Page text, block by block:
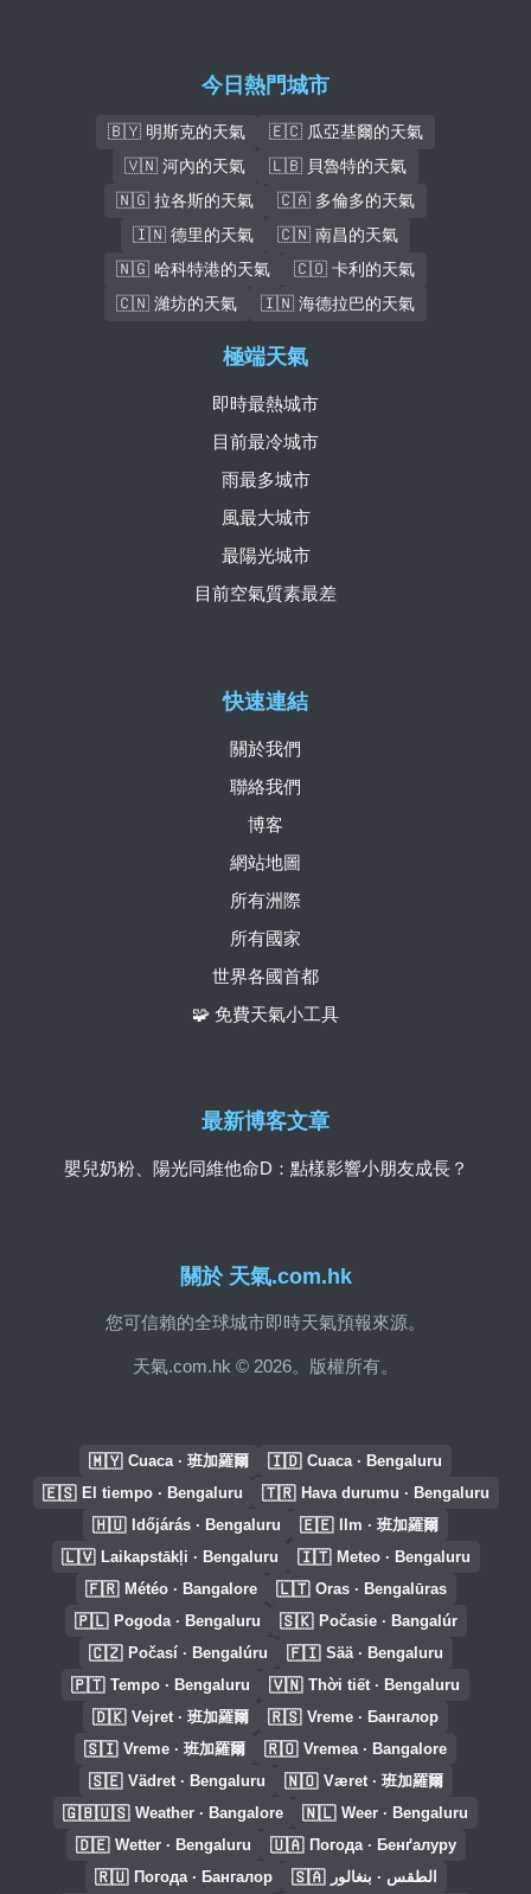
今日熱門城市
🇧🇾 明斯克的天氣
🇪🇨 瓜亞基爾的天氣
🇻🇳 河內的天氣
🇱🇧 貝魯特的天氣
🇳🇬 拉各斯的天氣
🇨🇦 多倫多的天氣
🇮🇳 德里的天氣
🇨🇳 南昌的天氣
🇳🇬 哈科特港的天氣
🇨🇴 卡利的天氣
🇨🇳 濰坊的天氣
🇮🇳 海德拉巴的天氣
關於 天氣.com.hk
您可信賴的全球城市即時天氣預報來源。
天氣.com.hk © 2026。版權所有。
快速連結
關於我們
聯絡我們
博客
網站地圖
所有洲際
所有國家
世界各國首都
🧩 免費天氣小工具
極端天氣
即時最熱城市
目前最冷城市
雨最多城市
風最大城市
最陽光城市
目前空氣質素最差
最新博客文章
嬰兒奶粉、陽光同維他命D：點樣影響小朋友成長？
🇲🇾 Cuaca · 班加羅爾 🇮🇩 Cuaca · Bengaluru
🇪🇸 El tiempo · Bengaluru 🇹🇷 Hava durumu · Bengaluru
🇭🇺 Időjárás · Bengaluru 🇪🇪 Ilm · 班加羅爾
🇱🇻 Laikapstākļi · Bengaluru 🇮🇹 Meteo · Bengaluru
🇫🇷 Météo · Bangalore 🇱🇹 Oras · Bengalūras
🇵🇱 Pogoda · Bengaluru 🇸🇰 Počasie · Bangalúr
🇨🇿 Počasí · Bengalúru 🇫🇮 Sää · Bengaluru
🇵🇹 Tempo · Bengaluru 🇻🇳 Thời tiết · Bengaluru
🇩🇰 Vejret · 班加羅爾 🇷🇸 Vreme · Бангалор
🇸🇮 Vreme · 班加羅爾 🇷🇴 Vremea · Bangalore
🇸🇪 Vädret · Bengaluru 🇳🇴 Været · 班加羅爾
🇬🇧🇺🇸 Weather · Bangalore 🇳🇱 Weer · Bengaluru
🇩🇪 Wetter · Bengaluru 🇺🇦 Погода · Бенґалуру
🇷🇺 Погода · Бангалор 🇸🇦 الطقس · بنغالور